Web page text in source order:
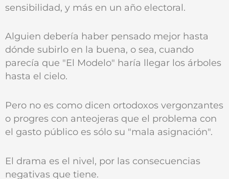
sensibilidad, y más en un año electoral.
Alguien debería haber pensado mejor hasta
dónde subirlo en la buena, o sea, cuando
parecía que "El Modelo" haría llegar los árboles
hasta el cielo.
Pero no es como dicen ortodoxos vergonzantes
o progres con anteojeras que el problema con
el gasto público es sólo su "mala asignación".
El drama es el nivel, por las consecuencias
negativas que tiene.